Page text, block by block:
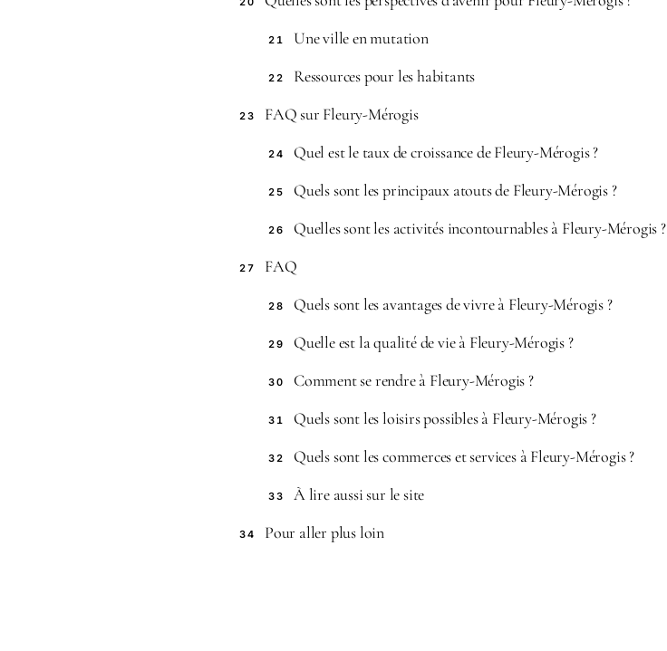
21 Une ville en mutation
22 Ressources pour les habitants
23 FAQ sur Fleury-Mérogis
24 Quel est le taux de croissance de Fleury-Mérogis ?
25 Quels sont les principaux atouts de Fleury-Mérogis ?
26 Quelles sont les activités incontournables à Fleury-Mérogis ?
27 FAQ
28 Quels sont les avantages de vivre à Fleury-Mérogis ?
29 Quelle est la qualité de vie à Fleury-Mérogis ?
30 Comment se rendre à Fleury-Mérogis ?
31 Quels sont les loisirs possibles à Fleury-Mérogis ?
32 Quels sont les commerces et services à Fleury-Mérogis ?
33 À lire aussi sur le site
34 Pour aller plus loin